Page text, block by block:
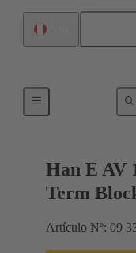
Conector con
Han E AV
Term
Artículo Nº: 09